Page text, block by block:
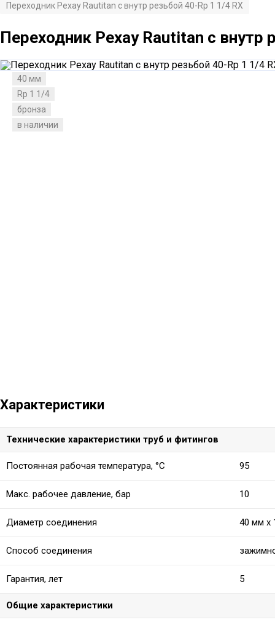
Переходник Рехау Rautitan с внутр резьбой 40-Rр 1 1/4 RX
Переходник Рехау Rautitan с внутр
40 мм
Rp 1 1/4
бронза
в наличии
Характеристики
Технические характеристики труб и фитингов
Постоянная рабочая температура, °C 95
Макс. рабочее давление, бар 10
Диаметр соединения 40 мм x
Способ соединения
Гарантия, лет 5
Общие характеристики